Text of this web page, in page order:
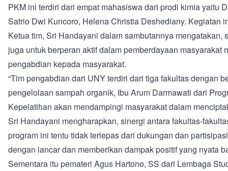
PKM ini terdiri dari empat mahasiswa dari prodi kimia yaitu
Satrio Dwi Kuncoro, Helena Christia Deshediany. Kegiatan
Ketua tim, Sri Handayani dalam sambutannya
juga untuk berperan aktif dalam pemberdayaan
pengabdian kepada masyarakat.
“Tim pengabdian dari UNY terdiri dari tiga fakultas dengan
pengelolaan sampah organik, Ibu Arum Darmawati dari
Kepelatihan akan mendampingi masyarakat dalam
Sri Handayani mengharapkan, sinergi antara fakultas-
program ini tentu tidak terlepas dari dukungan dan
dengan lancar dan memberikan dampak positif yang nyata
Sementara itu pemateri Agus Hartono, SS dari Lembaga